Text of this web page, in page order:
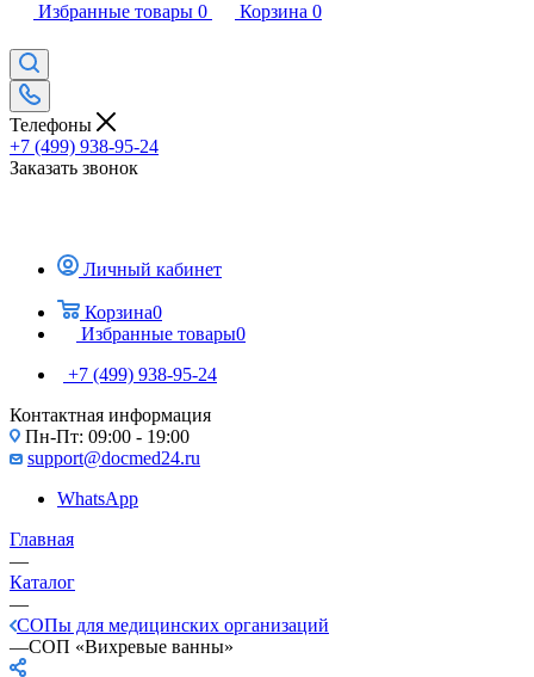
Избранные товары 0 Корзина 0
Телефоны
+7 (499) 938-95-24
Заказать звонок
Личный кабинет
Корзина0
Избранные товары0
+7 (499) 938-95-24
Контактная информация
Пн-Пт: 09:00 - 19:00
support@docmed24.ru
WhatsApp
Главная
—
Каталог
—
СОПы для медицинских организаций
—СОП «Вихревые ванны»